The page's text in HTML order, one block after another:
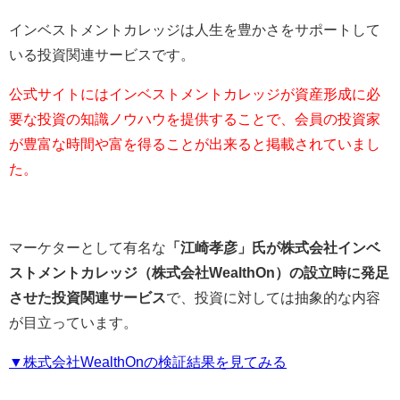
インベストメントカレッジは人生を豊かさをサポートして
いる投資関連サービスです。
公式サイトにはインベストメントカレッジが資産形成に必
要な投資の知識ノウハウを提供することで、会員の投資家
が豊富な時間や富を得ることが出来ると掲載されていまし
た。
マーケターとして有名な 「江崎孝彦」氏が株式会社インベ
ストメントカレッジ（株式会社WealthOn）の設立時に発足
させた投資関連サービスで、投資に対しては抽象的な内容
が目立っています。
▼株式会社WealthOnの検証結果を見てみる